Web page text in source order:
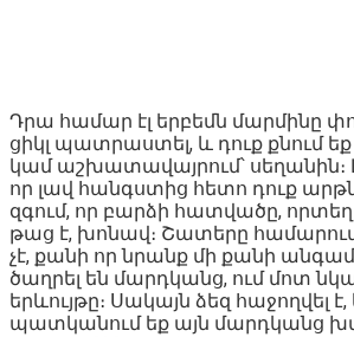
Դրա համար էլ երբեմն մարմինը
ցիկլ պատրաստել, և դուք քնում
կամ աշխատավայրում՝ սեղանին։
որ լավ հանգստից հետո դուք
զգում, որ բարձի հատվածը,
թաց է, խոնավ։ Շատերը
չէ, քանի որ նրանք մի քանի անգամ
ծաղրել են մարդկանց, ում մոտ
երևույթը։ Սակայն ձեզ հաջողվել է,
պատկանում եք այն մարդկանց